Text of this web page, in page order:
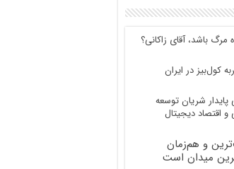
باشد، آقای زاکانی؟
کول‌بیز در ایران
پایدار شریان توسعه
دیجیتال
و هم‌زمان
میدان است